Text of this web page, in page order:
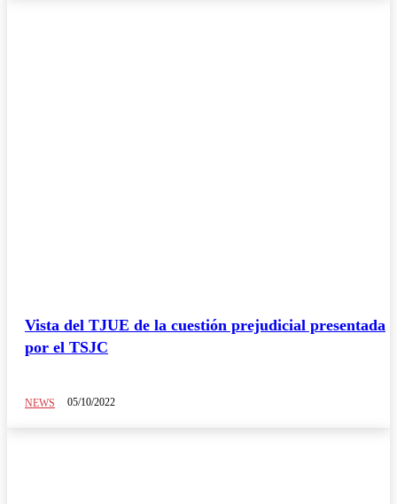
Vista del TJUE de la cuestión prejudicial presentada
por el TSJC
NEWS 05/10/2022